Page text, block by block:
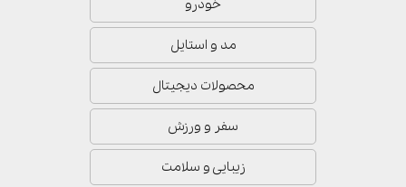
خودرو
مد و استایل
محصولات دیجیتال
سفر و ورزش
زیبایی و سلامت